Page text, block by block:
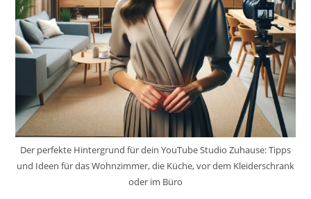
Der perfekte Hintergrund für dein YouTube Studio Zuhause: Tipps
und Ideen für das Wohnzimmer, die Küche, vor dem Kleiderschrank
oder im Büro